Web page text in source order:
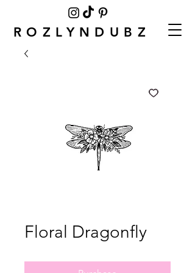
ROZLYNDUBZ
Floral Dragonfly